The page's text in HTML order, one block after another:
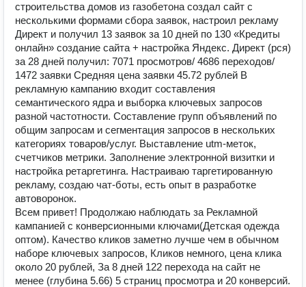
строительства домов из газобетона создал сайт с
несколькими формами сбора заявок, настроил рекламу
Директ и получил 13 заявок за 10 дней по 130 «Кредиты
онлайн» создание сайта + настройка Яндекс. Директ (рся)
за 28 дней получил: 7071 просмотров/ 4686 переходов/
1472 заявки Средняя цена заявки 45.72 рублей В
рекламную кампанию входит составления
семантического ядра и выборка ключевых запросов
разной частотности. Составление групп объявлений по
общим запросам и сегментация запросов в нескольких
категориях товаров/услуг. Выставление utm-меток,
счетчиков метрики. Заполнение электронной визитки и
настройка ретаргетинга. Настраиваю таргетированную
рекламу, создаю чат-боты, есть опыт в разработке
автоворонок.
Всем привет! Продолжаю наблюдать за Рекламной
кампанией с конверсионными ключами(Детская одежда
оптом). Качество кликов заметно лучше чем в обычном
наборе ключевых запросов, Кликов немного, цена клика
около 20 рублей, За 8 дней 122 перехода на сайт не
менее (глубина 5.66) 5 страниц просмотра и 20 конверсий.